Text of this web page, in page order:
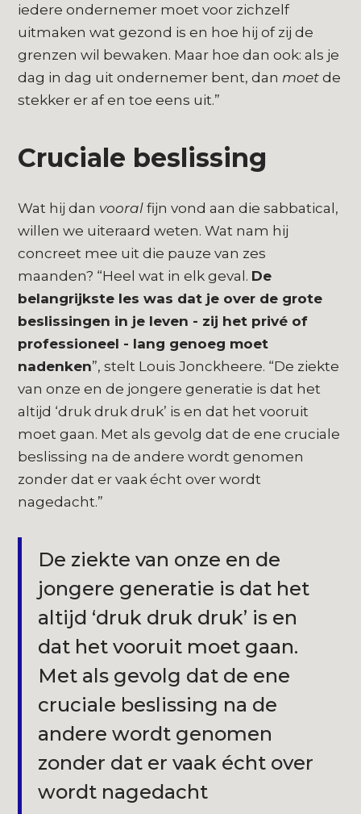
iedere ondernemer moet voor zichzelf
uitmaken wat gezond is en hoe hij of zij de
grenzen wil bewaken. Maar hoe dan ook: als je
dag in dag uit ondernemer bent, dan moetde
stekker er af en toe eens uit.”
Cruciale beslissing
Wat hij dan vooral fijn vond aan die sabbatical,
willen we uiteraard weten. Wat nam hij
concreet mee uit die pauze van zes
maanden? “Heel wat in elk geval. De
belangrijkste les was dat je over de grote
beslissingen in je leven - zij het privé of
professioneel - lang genoeg moet
nadenken”, stelt Louis Jonckheere. “De ziekte
van onze en de jongere generatie is dat het
altijd ‘druk druk druk’ is en dat het vooruit
moet gaan. Met als gevolg dat de ene cruciale
beslissing na de andere wordt genomen
zonder dat er vaak écht over wordt
nagedacht.”
De ziekte van onze en de
jongere generatie is dat het
altijd ‘druk druk druk’ is en
dat het vooruit moet gaan.
Met als gevolg dat de ene
cruciale beslissing na de
andere wordt genomen
zonder dat er vaak écht over
wordt nagedacht